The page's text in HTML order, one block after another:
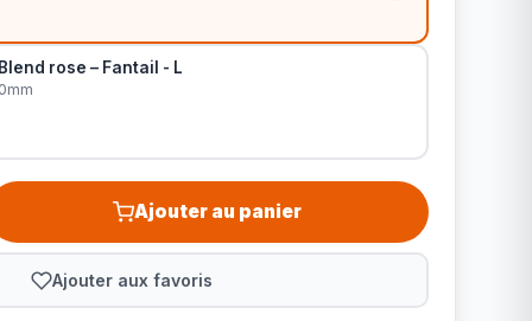
rose – Fantail - L
Ajouter au panier
Ajouter aux favoris